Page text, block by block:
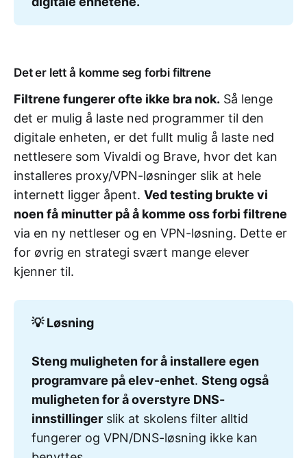
Det er lett å komme seg forbi filtrene
Filtrene fungerer ofte ikke bra nok. Så lenge
det er mulig å laste ned programmer til den
digitale enheten, er det fullt mulig å laste ned
nettlesere som Vivaldi og Brave, hvor det kan
installeres proxy/VPN-løsninger slik at hele
internett ligger åpent. Ved testing brukte vi
noen få minutter på å komme oss forbi filtrene
via en ny nettleser og en VPN-løsning. Dette er
for øvrig en strategi svært mange elever
kjenner til.
💡 Løsning
Steng muligheten for å installere egen
programvare på elev-enhet. Steng også
muligheten for å overstyre DNS-
innstillingerslik at skolens filter alltid
fungerer og VPN/DNS-løsning ikke kan